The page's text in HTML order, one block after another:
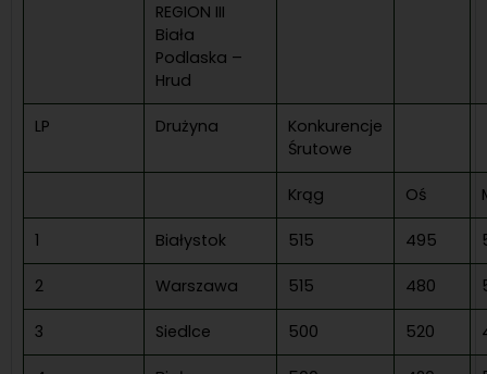
REGION III
Biała
Podlaska –
Hrud
LP Drużyna
Konkurencje
Śrutowe
Krąg Oś
1 Białystok 515 495
2 Warszawa 515 480
3 Siedlce 500 520